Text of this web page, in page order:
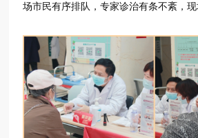
场市民有序排队，专家诊治有条不紊，现